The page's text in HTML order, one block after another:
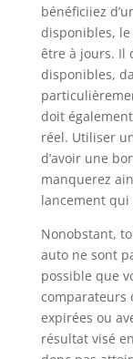
bénéficiiez
disponibles, le
être à jours. Il
disponibles,
doit
réel. Utiliser
d’avoir une
manquerez
lancement
Nonobstant,
auto ne sont
possible que
comparateurs
expirées ou
résultat visé